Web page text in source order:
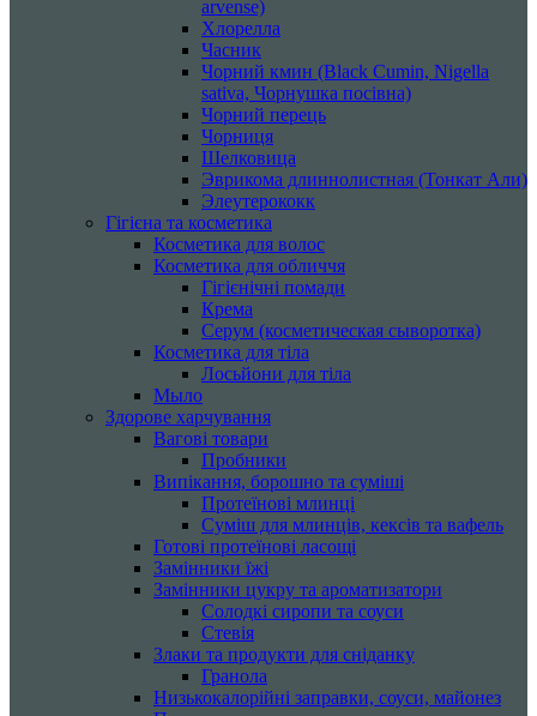
arvense)
Хлорелла
Часник
Чорний кмин (Black Cumin, Nigella
sativa, Чорнушка посівна)
Чорний перець
Чорниця
Шелковица
Эврикома длиннолистная (Тонкат Али)
Элеутерококк
Гігієна та косметика
Косметика для волос
Косметика для обличчя
Гігієнічні помади
Крема
Серум (косметическая сыворотка)
Косметика для тіла
Лосьйони для тіла
Мыло
Здорове харчування
Вагові товари
Пробники
Випікання, борошно та суміші
Протеїнові млинці
Суміш для млинців, кексів та вафель
Готові протеїнові ласощі
Замінники їжі
Замінники цукру та ароматизатори
Солодкі сиропи та соуси
Стевія
Злаки та продукти для сніданку
Гранола
Низькокалорійні заправки, соуси, майонез